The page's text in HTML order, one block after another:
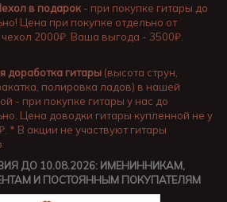
в подарок - при покупке гитары до
Цена при покупке отдельно от
2000₽. Ваша выгода - 3500₽.
доработка гитары (высота струн,
полировка ладов) в нашей
- при покупке гитары у нас до
Цена доводки гитары купленной не у
* В акции не участвуют гитары
ДО 10.08.2026: ИМЕНИННИКАМ,
И ПОСТОЯННЫМ ПОКУПАТЕЛЯМ